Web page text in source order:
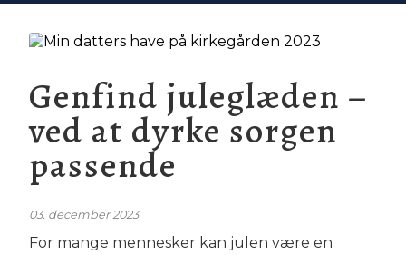
Genfind juleglæden –
ved at dyrke sorgen
passende
03. december 2023
For mange mennesker kan julen være en